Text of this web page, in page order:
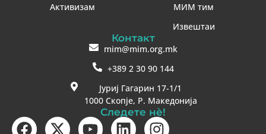
Активизам
МИМ тим
Извештаи
Контакт
mim@mim.org.mk
+389 2 30 90 144
Јуриј Гагарин 17-1/1
1000 Скопје, Р. Македонија
Следете нè!